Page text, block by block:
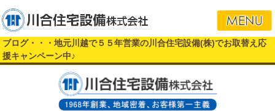
ブログ・・・地元川越で５５年営業の川合住宅設備(株)でお取替え応
援キャンペーン中♪